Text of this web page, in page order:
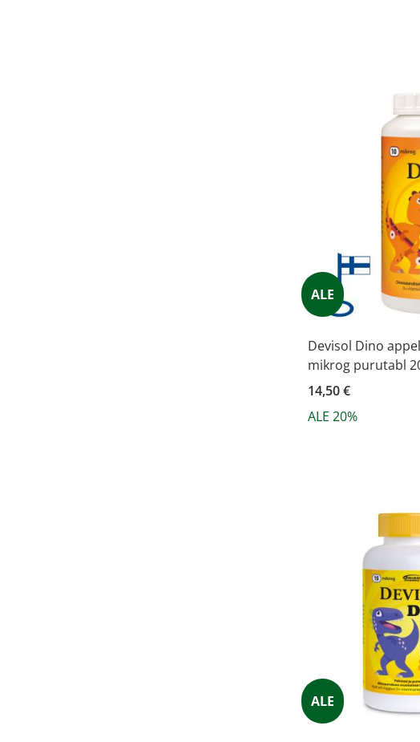
ALE
Devisol Dino
mikrog purutabl
14,50 €
ALE 20%
ALE